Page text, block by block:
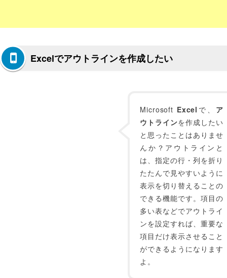
Excelでアウトラインを作成したい
Microsoft Excel で、 ア
ウトラインを作成したい
と思ったことはありませ
んか？アウトラインと
は、指定の行・列を折り
たたんで見やすいように
表示を切り替えることの
できる機能です。項目の
多い表などでアウトライ
ンを設定すれば、重要な
項目だけ表示させること
ができるようになります
よ。